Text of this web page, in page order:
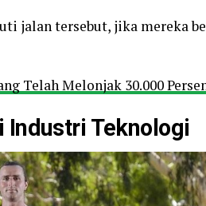
jalan tersebut, jika mereka
Telah Melonjak 30.000
Industri Teknologi